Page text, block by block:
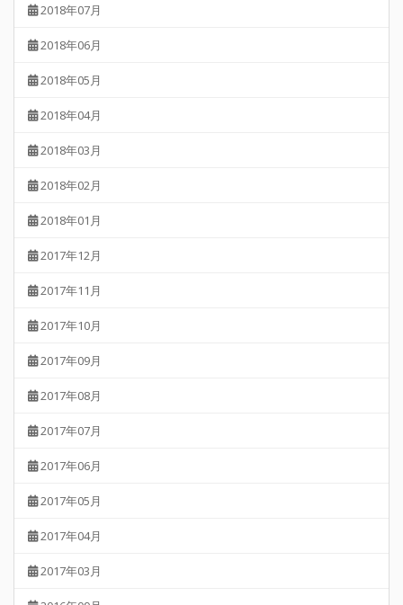
2018年07月
2018年06月
2018年05月
2018年04月
2018年03月
2018年02月
2018年01月
2017年12月
2017年11月
2017年10月
2017年09月
2017年08月
2017年07月
2017年06月
2017年05月
2017年04月
2017年03月